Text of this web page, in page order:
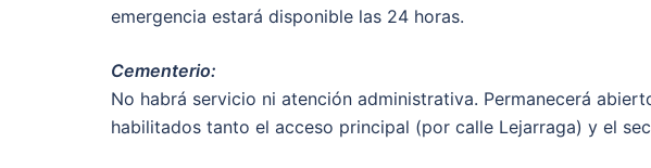
emergencia estará disponible las 24 horas.
Cementerio:
No habrá servicio ni atención administrativa. Permanecerá
habilitados tanto el acceso principal (por calle Lejarraga) y el